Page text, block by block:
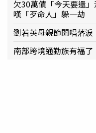
欠30萬債「今天要還
嘆「歹命人」躲一劫
劉若英母親節開唱落
南部跨境通勤族有福